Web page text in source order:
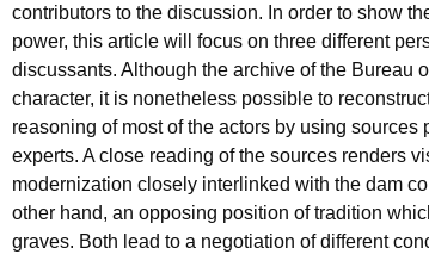
contributors to the discussion. In order to show
power, this article will focus on three different
discussants. Although the archive of the Bureau
character, it is nonetheless possible to
reasoning of most of the actors by using
experts. A close reading of the sources renders
modernization closely interlinked with the dam
other hand, an opposing position of tradition
graves. Both lead to a negotiation of different